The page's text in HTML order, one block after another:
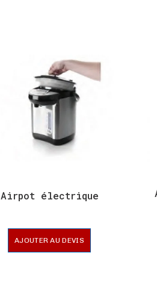
Airpot électrique
AJOUTER AU DEVIS